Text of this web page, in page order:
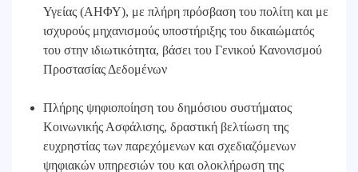
Υγείας (ΑΗΦΥ), με πλήρη πρόσβαση του πολίτη και με
ισχυρούς μηχανισμούς υποστήριξης του δικαιώματός
του στην ιδιωτικότητα, βάσει του Γενικού Κανονισμού
Προστασίας Δεδομένων
Πλήρης ψηφιοποίηση του δημόσιου συστήματος
Κοινωνικής Ασφάλισης, δραστική βελτίωση της
ευχρηστίας των παρεχόμενων και σχεδιαζόμενων
ψηφιακών υπηρεσιών του και ολοκλήρωση της